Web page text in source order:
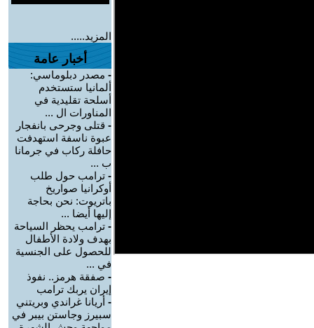
المزيد.....
أخبار عامة
- مصدر دبلوماسي:
ألمانيا ستستخدم
أسلحة تقليدية في
المناورات ال ...
- قتلى وجرحى بانفجار
عبوة ناسفة استهدفت
حافلة ركاب في جرمانا
ب ...
- ترامب حول طلب
أوكرانيا صواريخ
باتريوت: نحن بحاجة
إليها أيضا ...
- ترامب يحظر السياحة
بهدف ولادة الأطفال
للحصول على الجنسية
في ...
- صفقة هرمز.. نفوذ
إيران يربك ترامب
- أريانا غراندي وبريتني
سبيرز وجاستن بيبر في